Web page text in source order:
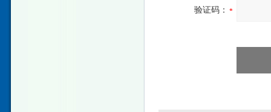
验证码：